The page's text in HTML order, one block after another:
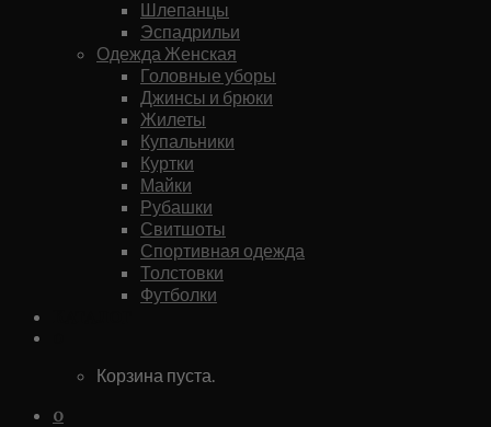
Шлепанцы
Эспадрильи
Одежда Женская
Головные уборы
Джинсы и брюки
Жилеты
Купальники
Куртки
Майки
Рубашки
Свитшоты
Спортивная одежда
Толстовки
Футболки
Корзина пуста.
0